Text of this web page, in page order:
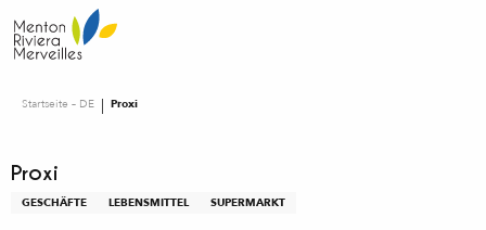
au
contenu
Startseite – DE Proxi
Proxi
GESCHÄFTE LEBENSMITTEL SUPERMARKT